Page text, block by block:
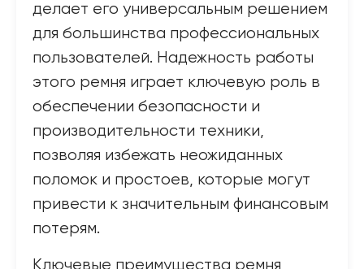
делает его универсальным решением
для большинства профессиональных
пользователей. Надежность работы
этого ремня играет ключевую роль в
обеспечении безопасности и
производительности техники,
позволяя избежать неожиданных
поломок и простоев, которые могут
привести к значительным финансовым
потерям.
Ключевые преимущества ремня